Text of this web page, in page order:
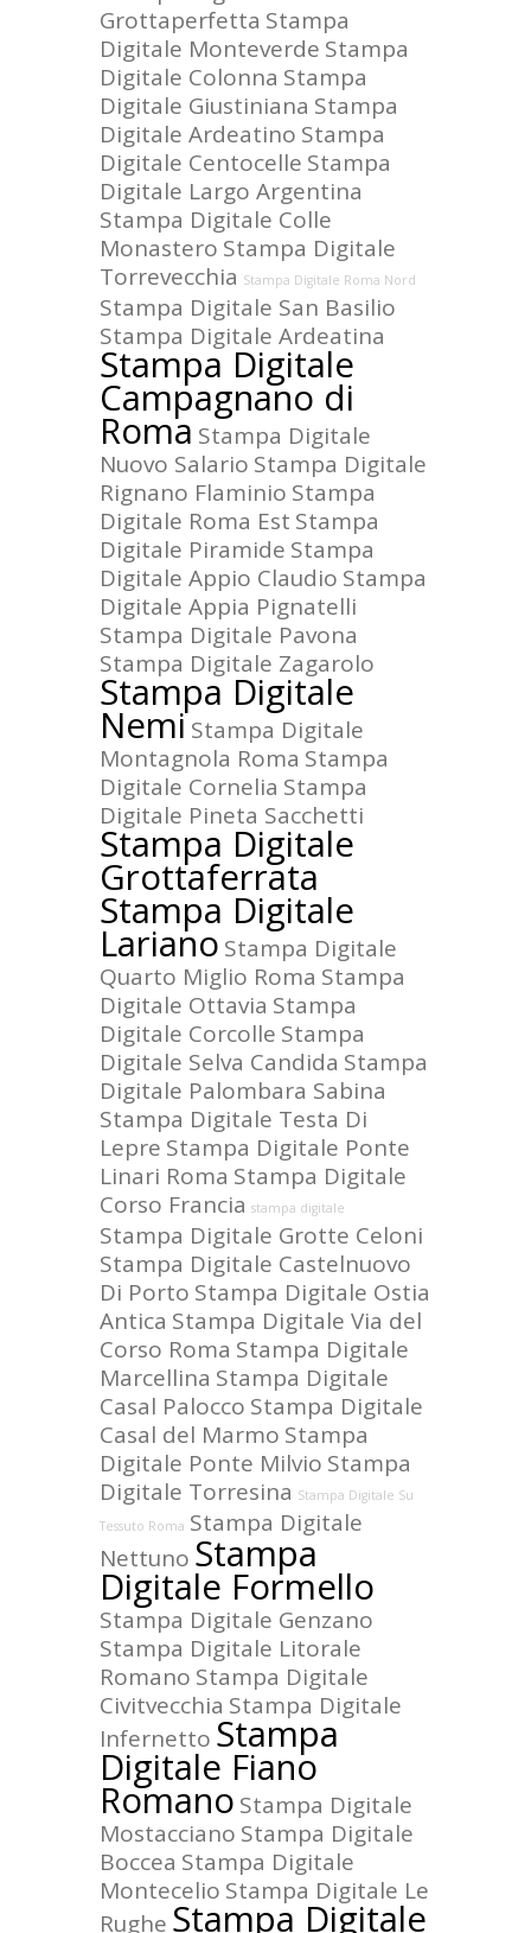
Grottaperfetta Stampa
Digitale Monteverde Stampa
Digitale Colonna Stampa
Digitale Giustiniana Stampa
Digitale Ardeatino Stampa
Digitale Centocelle Stampa
Digitale Largo Argentina
Stampa Digitale Colle
Monastero Stampa Digitale
Torrevecchia Stampa Digitale Roma Nord
Stampa Digitale San Basilio
Stampa Digitale Ardeatina
Stampa Digitale
Campagnano di
Roma Stampa Digitale
Nuovo Salario Stampa Digitale
Rignano Flaminio Stampa
Digitale Roma Est Stampa
Digitale Piramide Stampa
Digitale Appio Claudio Stampa
Digitale Appia Pignatelli
Stampa Digitale Pavona
Stampa Digitale Zagarolo
Stampa Digitale
NemiStampa Digitale
Montagnola Roma Stampa
Digitale Cornelia Stampa
Digitale Pineta Sacchetti
Stampa Digitale
Grottaferrata
Stampa Digitale
Lariano Stampa Digitale
Quarto Miglio Roma Stampa
Digitale Ottavia Stampa
Digitale Corcolle Stampa
Digitale Selva Candida Stampa
Digitale Palombara Sabina
Stampa Digitale Testa Di
Lepre Stampa Digitale Ponte
Linari Roma Stampa Digitale
Corso Francia stampa digitale
Stampa Digitale Grotte Celoni
Stampa Digitale Castelnuovo
Di Porto Stampa Digitale Ostia
Antica Stampa Digitale Via del
Corso Roma Stampa Digitale
Marcellina Stampa Digitale
Casal Palocco Stampa Digitale
Casal del Marmo Stampa
Digitale Ponte Milvio Stampa
Digitale Torresina Stampa Digitale Su
Tessuto Roma Stampa Digitale
Nettuno Stampa
Digitale Formello
Stampa Digitale Genzano
Stampa Digitale Litorale
Romano Stampa Digitale
Civitvecchia Stampa Digitale
Infernetto Stampa
Digitale Fiano
Romano Stampa Digitale
Mostacciano Stampa Digitale
Boccea Stampa Digitale
Montecelio Stampa Digitale Le
Rughe Stampa Digitale